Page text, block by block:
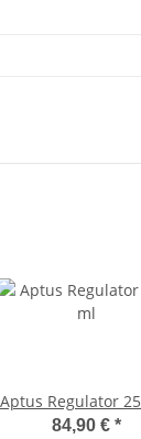
Aptus Regulator
84,90 € *